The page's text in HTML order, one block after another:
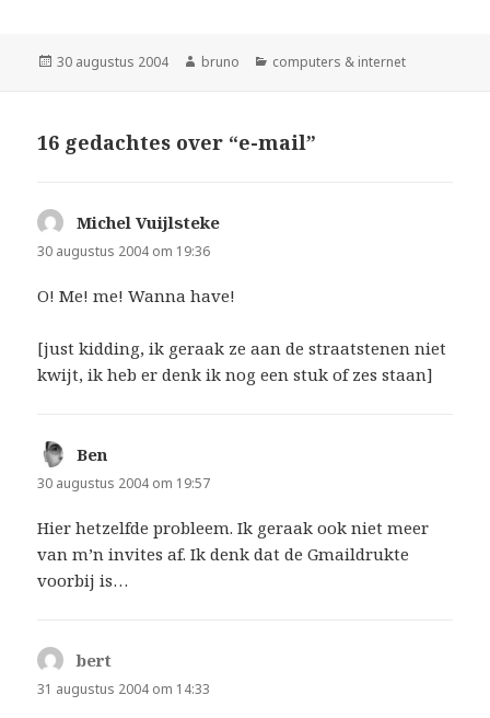
Geplaatst
30 augustus 2004 Auteur
bruno Categorieën
computers & internet
16 gedachtes over “e-mail”
Michel Vuijlsteke
30 augustus 2004 om 19:36
O! Me! me! Wanna have!
[just kidding, ik geraak ze aan de straatstenen niet
kwijt, ik heb er denk ik nog een stuk of zes staan]
Ben
30 augustus 2004 om 19:57
Hier hetzelfde probleem. Ik geraak ook niet meer
van m’n invites af. Ik denk dat de Gmaildrukte
voorbij is…
bert
31 augustus 2004 om 14:33